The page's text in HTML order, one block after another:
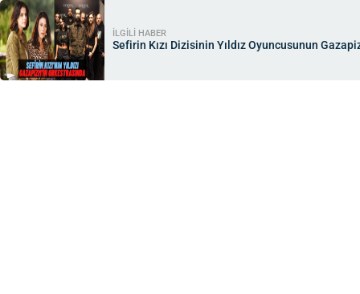
İLGİLİ HABER
Sefirin Kızı Dizisinin Yıldız Oyuncusunun